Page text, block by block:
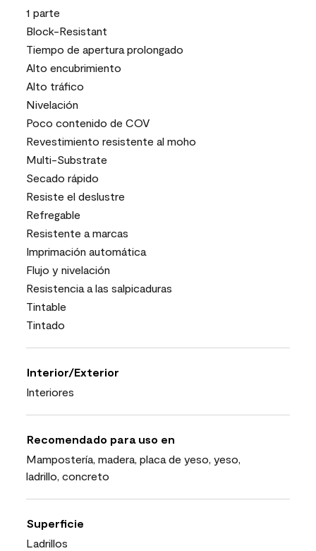
1 parte
Block-Resistant
Tiempo de apertura prolongado
Alto encubrimiento
Alto tráfico
Nivelación
Poco contenido de COV
Revestimiento resistente al moho
Multi-Substrate
Secado rápido
Resiste el deslustre
Refregable
Resistente a marcas
Imprimación automática
Flujo y nivelación
Resistencia a las salpicaduras
Tintable
Tintado
Interior/Exterior
Interiores
Recomendado para uso en
Mampostería, madera, placa de yeso, yeso,
ladrillo, concreto
Superficie
Ladrillos